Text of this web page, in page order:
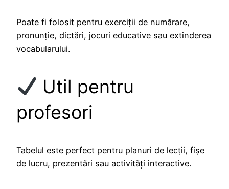
Poate fi folosit pentru exerciții de numărare,
pronunție, dictări, jocuri educative sau extinderea
vocabularului.
Util pentru
profesori
Tabelul este perfect pentru planuri de lecții, fișe
de lucru, prezentări sau activități interactive.